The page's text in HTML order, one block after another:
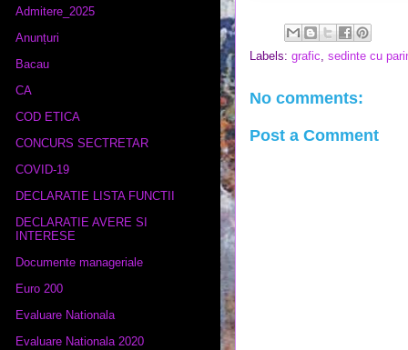
Labels: grafic, sedinte cu
No comments:
Post a Comment
Admitere_2025
Anunțuri
Bacau
CA
COD ETICA
CONCURS SECTRETAR
COVID-19
DECLARATIE LISTA FUNCTII
DECLARATIE AVERE SI
INTERESE
Documente manageriale
Euro 200
Evaluare Nationala
Evaluare Nationala 2020